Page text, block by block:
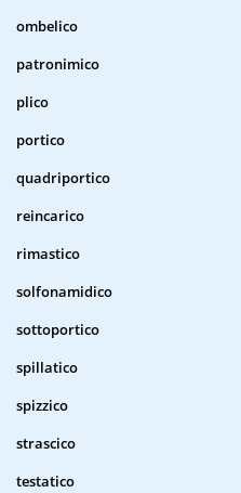
ombelico
patronimico
plico
portico
quadriportico
reincarico
rimastico
solfonamidico
sottoportico
spillatico
spizzico
strascico
testatico